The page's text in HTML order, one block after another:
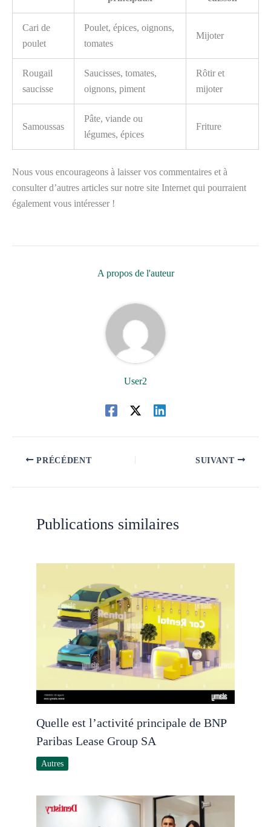
Cari de
poulet
Poulet, épices, oignons,
tomates
Mijoter
Rougail
saucisse
Saucisses, tomates,
oignons, piment
Rôtir et
mijoter
Samoussas
Pâte, viande ou
légumes, épices
Friture
Nous vous encourageons à laisser vos commentaires et à
consulter d’autres articles sur notre site Internet qui pourraient
également vous intéresser !
A propos de l'auteur
User2
PRÉCÉDENT SUIVANT
Publications similaires
Quelle est l’activité principale de BNP
Paribas Lease Group SA
Autres